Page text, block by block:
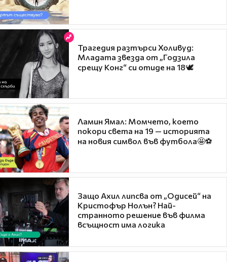
Трагедия разтърси Холивуд:
Младата звезда от „Годзила
срещу Конг“ си отиде на 18🕊️
Ламин Ямал: Момчето, което
покори света на 19 — историята
на новия символ във футбола🤩⚽
Защо Ахил липсва от „Одисей“ на
Кристофър Нолън? Най-
странното решение във филма
всъщност има логика